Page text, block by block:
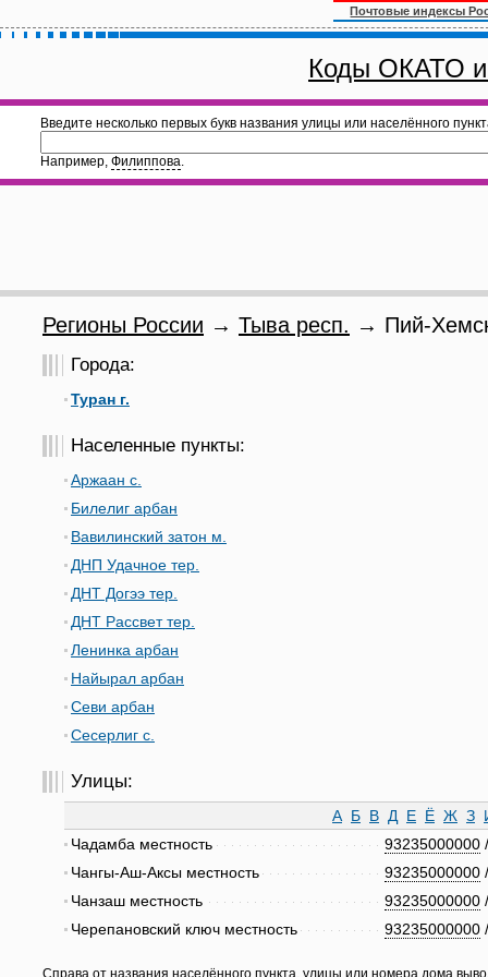
Почтовые индексы
Коды ОКАТО
Введите несколько первых букв названия улицы или населённого
Например, Филиппова.
Регионы России → Тыва респ. → Пий-
Города:
Туран г.
Населенные пункты:
Аржаан с.
Билелиг арбан
Вавилинский затон м.
ДНП Удачное тер.
ДНТ Догээ тер.
ДНТ Рассвет тер.
Ленинка арбан
Найырал арбан
Севи арбан
Сесерлиг с.
Улицы:
А Б В Д Е Ё Ж З
93235000000
Чадамба местность
93235000000
Чангы-Аш-Аксы местность
93235000000
Чанзаш местность
93235000000
Черепановский ключ местность
Справа от названия населённого пункта, улицы или номера дома